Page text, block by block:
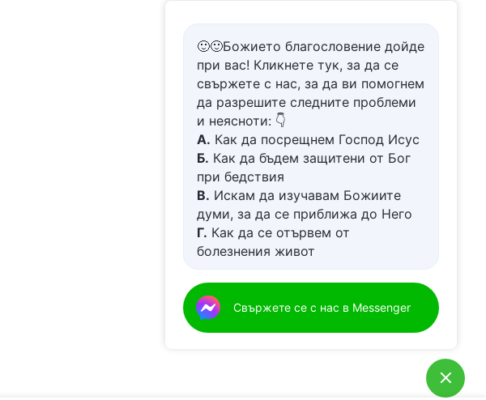
🙂🙂Божието благословение дойде
при вас! Кликнете тук, за да се
свържете с нас, за да ви помогнем
да разрешите следните проблеми
и неясноти: 👇
А. Как да посрещнем Господ Исус
Б. Как да бъдем защитени от Бог
при бедствия
В. Искам да изучавам Божиите
думи, за да се приближа до Него
Г. Как да се отървем от
болезнения живот
Свържете се с нас в Messenger